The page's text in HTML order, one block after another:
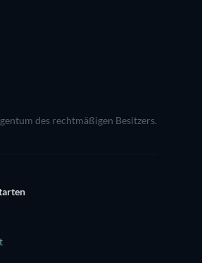
des rechtmäßigen Besitzers.